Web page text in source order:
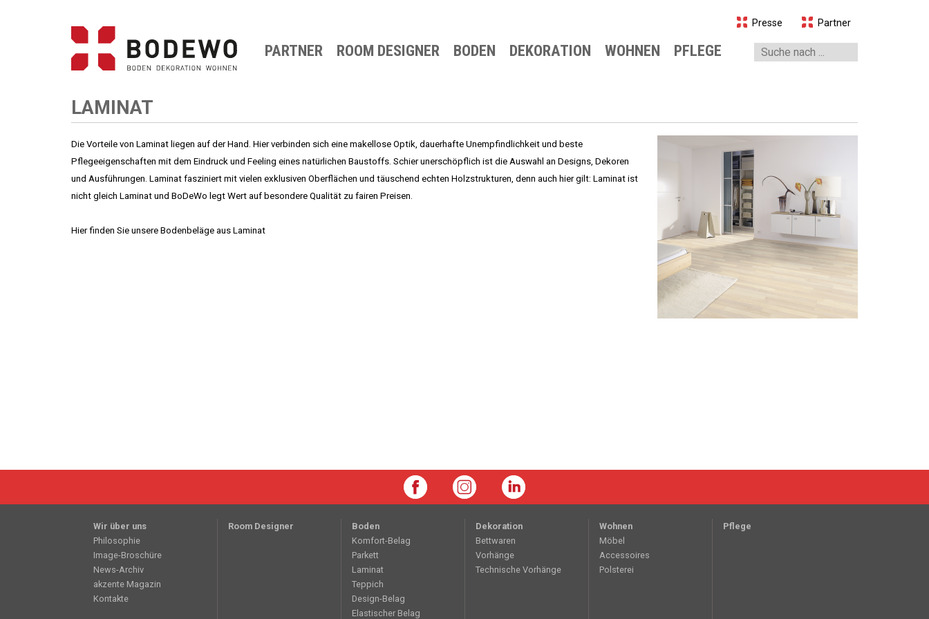
Presse Partner
PARTNER ROOM DESIGNER BODEN
Teppich
Design-Belag
Elastischer Belag
Alumatten
DEKORATION WOHNEN PFLEGE
LAMINAT
Die Vorteile von Laminat liegen auf der Hand. Hier verbinden sich eine makellose Optik, dauerhafte Unempfindlichkeit und beste
Pflegeeigenschaften mit dem Eindruck und Feeling eines natürlichen Baustoffs. Schier unerschöpflich ist die Auswahl an Designs, Dekoren
und Ausführungen. Laminat fasziniert mit vielen exklusiven Oberflächen und täuschend echten Holzstrukturen, denn auch hier gilt: Laminat ist
nicht gleich Laminat und BoDeWo legt Wert auf besondere Qualität zu fairen Preisen.
Hier finden Sie unsere Bodenbeläge aus Laminat
Wir über uns
Philosophie
Image-Broschüre
News-Archiv
akzente Magazin
Kontakte
Room Designer
Boden
Komfort-Belag
Parkett
Laminat
Teppich
Design-Belag
Elastischer Belag
Dekoration
Bettwaren
Vorhänge
Technische Vorhänge
Wohnen
Möbel
Accessoires
Polsterei
Pflege